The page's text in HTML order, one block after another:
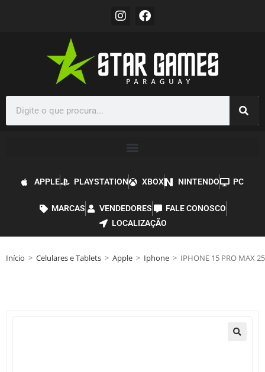
APPLE PLAYSTATION XBOX NINTENDO PC
MARCAS VENDEDORES
FALE CONOSCO
LOCALIZAÇÃO
Início > Celulares e Tablets > Apple > Iphone > IPHONE 15 PRO MAX